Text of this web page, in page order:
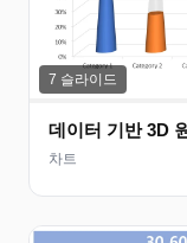
7 슬라이드
데이터 기반 3D
차트